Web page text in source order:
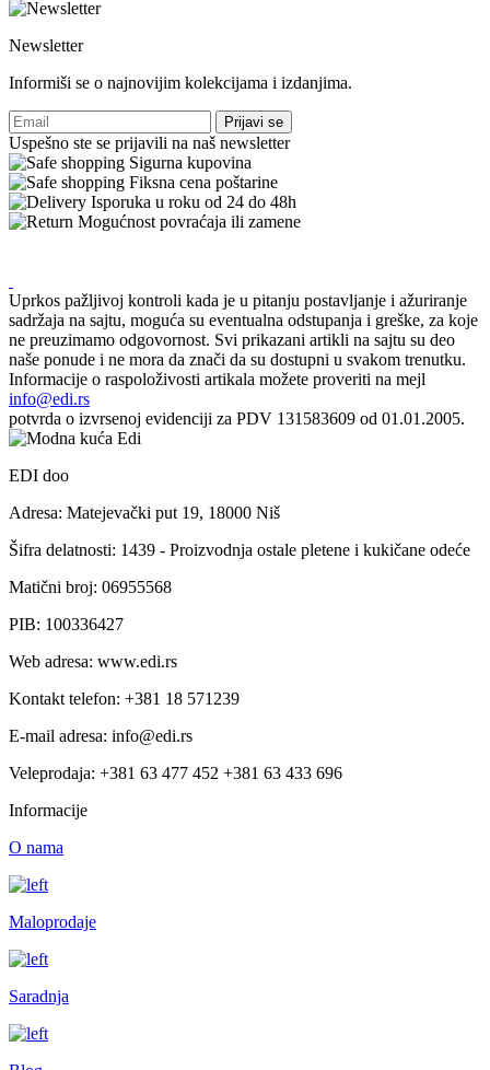
Newsletter
Informiši se o najnovijim kolekcijama i izdanjima.
Prijavi se
Uspešno ste se prijavili na naš newsletter
Sigurna kupovina
Fiksna cena poštarine
Isporuka u roku od 24 do 48h
Mogućnost povraćaja ili zamene
Uprkos pažljivoj kontroli kada je u pitanju postavljanje i ažuriranje
sadržaja na sajtu, moguća su eventualna odstupanja i greške, za koje
ne preuzimamo odgovornost. Svi prikazani artikli na sajtu su deo
naše ponude i ne mora da znači da su dostupni u svakom trenutku.
Informacije o raspoloživosti artikala možete proveriti na mejl
info@edi.rs
potvrda o izvrsenoj evidenciji za PDV 131583609 od 01.01.2005.
EDI doo
Adresa: Matejevački put 19, 18000 Niš
Šifra delatnosti: 1439 - Proizvodnja ostale pletene i kukičane odeće
Matični broj: 06955568
PIB: 100336427
Web adresa: www.edi.rs
Kontakt telefon: +381 18 571239
E-mail adresa: info@edi.rs
Veleprodaja: +381 63 477 452 +381 63 433 696
Informacije
O nama
Maloprodaje
Saradnja